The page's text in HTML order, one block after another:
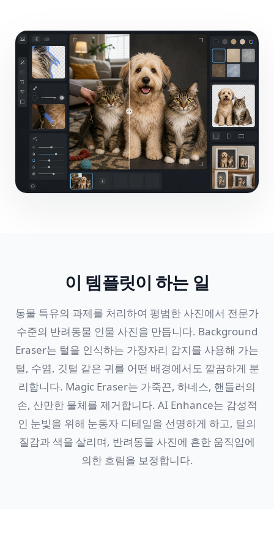
이 템플릿이 하는 일
동물 특유의 과제를 처리하여 평범한 사진에서 전문가
수준의 반려동물 인물 사진을 만듭니다. Background
Eraser는 털을 인식하는 가장자리 감지를 사용해 가는
털, 수염, 깃털 같은 귀를 어떤 배경에서도 깔끔하게 분
리합니다. Magic Eraser는 가죽끈, 하네스, 핸들러의
손, 산만한 물체를 제거합니다. AI Enhance는 감성적
인 눈빛을 위해 눈동자 디테일을 선명하게 하고, 털의
질감과 색을 살리며, 반려동물 사진에 흔한 움직임에
의한 흐림을 보정합니다.